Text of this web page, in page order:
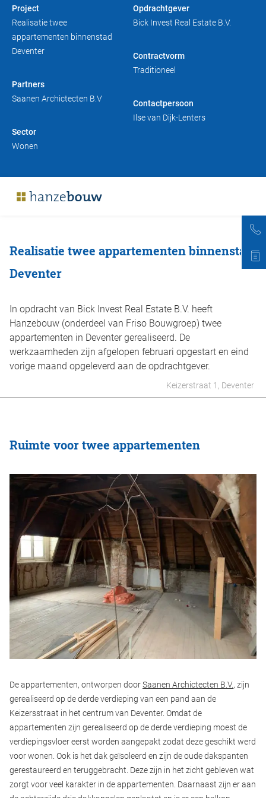
Duurzaam bouwen
Toelevering
Friso magazine
Project
Realisatie twee
appartementen binnenstad
Deventer
Partners
Saanen Archictecten B.V
Sector
Wonen
Opdrachtgever
Bick Invest Real Estate B.V.
Contractvorm
Traditioneel
Contactpersoon
Ilse van Dijk-Lenters
Realisatie twee appartementen binnenstad
Deventer
In opdracht van Bick Invest Real Estate B.V. heeft
Hanzebouw (onderdeel van Friso Bouwgroep) twee
appartementen in Deventer gerealiseerd. De
werkzaamheden zijn afgelopen februari opgestart en eind
vorige maand opgeleverd aan de opdrachtgever.
Keizerstraat 1, Deventer
Ruimte voor twee appartementen
De appartementen, ontworpen doorSaanen Archictecten B.V., zijn
gerealiseerd op de derde verdieping van een pand aan de
Keizersstraat in het centrum van Deventer. Omdat de
appartementen zijn gerealiseerd op de derde verdieping moest de
verdiepingsvloer eerst worden aangepakt zodat deze geschikt werd
voor wonen. Ook is het dak geïsoleerd en zijn de oude dakspanten
gerestaureerd en teruggebracht. Deze zijn in het zicht gebleven wat
zorgt voor veel karakter in de appartementen. Daarnaast zijn er aan